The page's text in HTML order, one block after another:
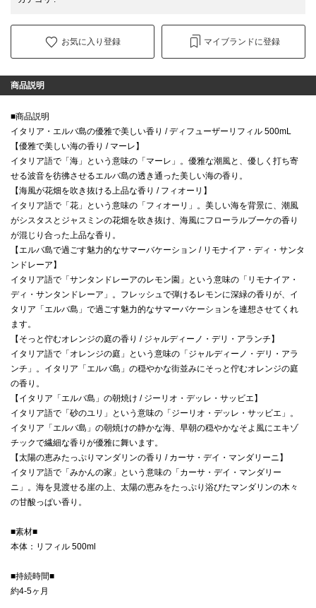
お気に入り登録 マイブランドに登録
商品説明
■商品説明
イタリア・エルバ島の優雅で美しい香り / ディフューザーリフィル 500mL
【優雅で美しい海の香り / マーレ】
イタリア語で「海」という意味の「マーレ」。優雅な潮風と、優しく打ち寄
せる波音を彷彿させるエルバ島の透き通った美しい海の香り。
【海風が花畑を吹き抜ける上品な香り / フィオーリ】
イタリア語で「花」という意味の「フィオーリ」。美しい海を背景に、潮風
がシスタスとジャスミンの花畑を吹き抜け、海風にフローラルブーケの香り
が混じり合った上品な香り。
【エルバ島で過ごす魅力的なサマーバケーション / リモナイア・ディ・サンタ
ンドレーア】
イタリア語で「サンタンドレーアのレモン園」という意味の「リモナイア・
ディ・サンタンドレーア」。フレッシュで弾けるレモンに深緑の香りが、イ
タリア「エルバ島」で過ごす魅力的なサマーバケーションを連想させてくれ
ます。
【そっと佇むオレンジの庭の香り / ジャルディーノ・デリ・アランチ】
イタリア語で「オレンジの庭」という意味の「ジャルディーノ・デリ・アラ
ンチ」。イタリア「エルバ島」の穏やかな街並みにそっと佇むオレンジの庭
の香り。
【イタリア「エルバ島」の朝焼け / ジーリオ・デッレ・サッビエ】
イタリア語で「砂のユリ」という意味の「ジーリオ・デッレ・サッビエ」。
イタリア「エルバ島」の朝焼けの静かな海、早朝の穏やかなそよ風にエキゾ
チックで繊細な香りが優雅に舞います。
【太陽の恵みたっぷりマンダリンの香り / カーサ・デイ・マンダリーニ】
イタリア語で「みかんの家」という意味の「カーサ・デイ・マンダリー
ニ」。海を見渡せる崖の上、太陽の恵みをたっぷり浴びたマンダリンの木々
の甘酸っぱい香り。
■素材■
本体：リフィル 500ml
■持続時間■
約4-5ヶ月